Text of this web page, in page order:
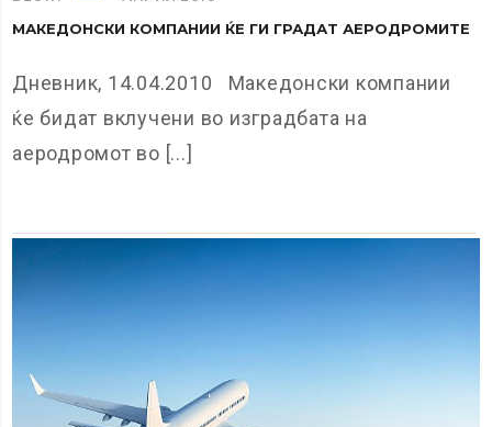
МАКЕДОНСКИ КОМПАНИИ ЌЕ ГИ ГРАДАТ АЕРОДРОМИТЕ
Дневник, 14.04.2010 Македонски компании
ќе бидат вклучени во изградбата на
аеродромот во [...]